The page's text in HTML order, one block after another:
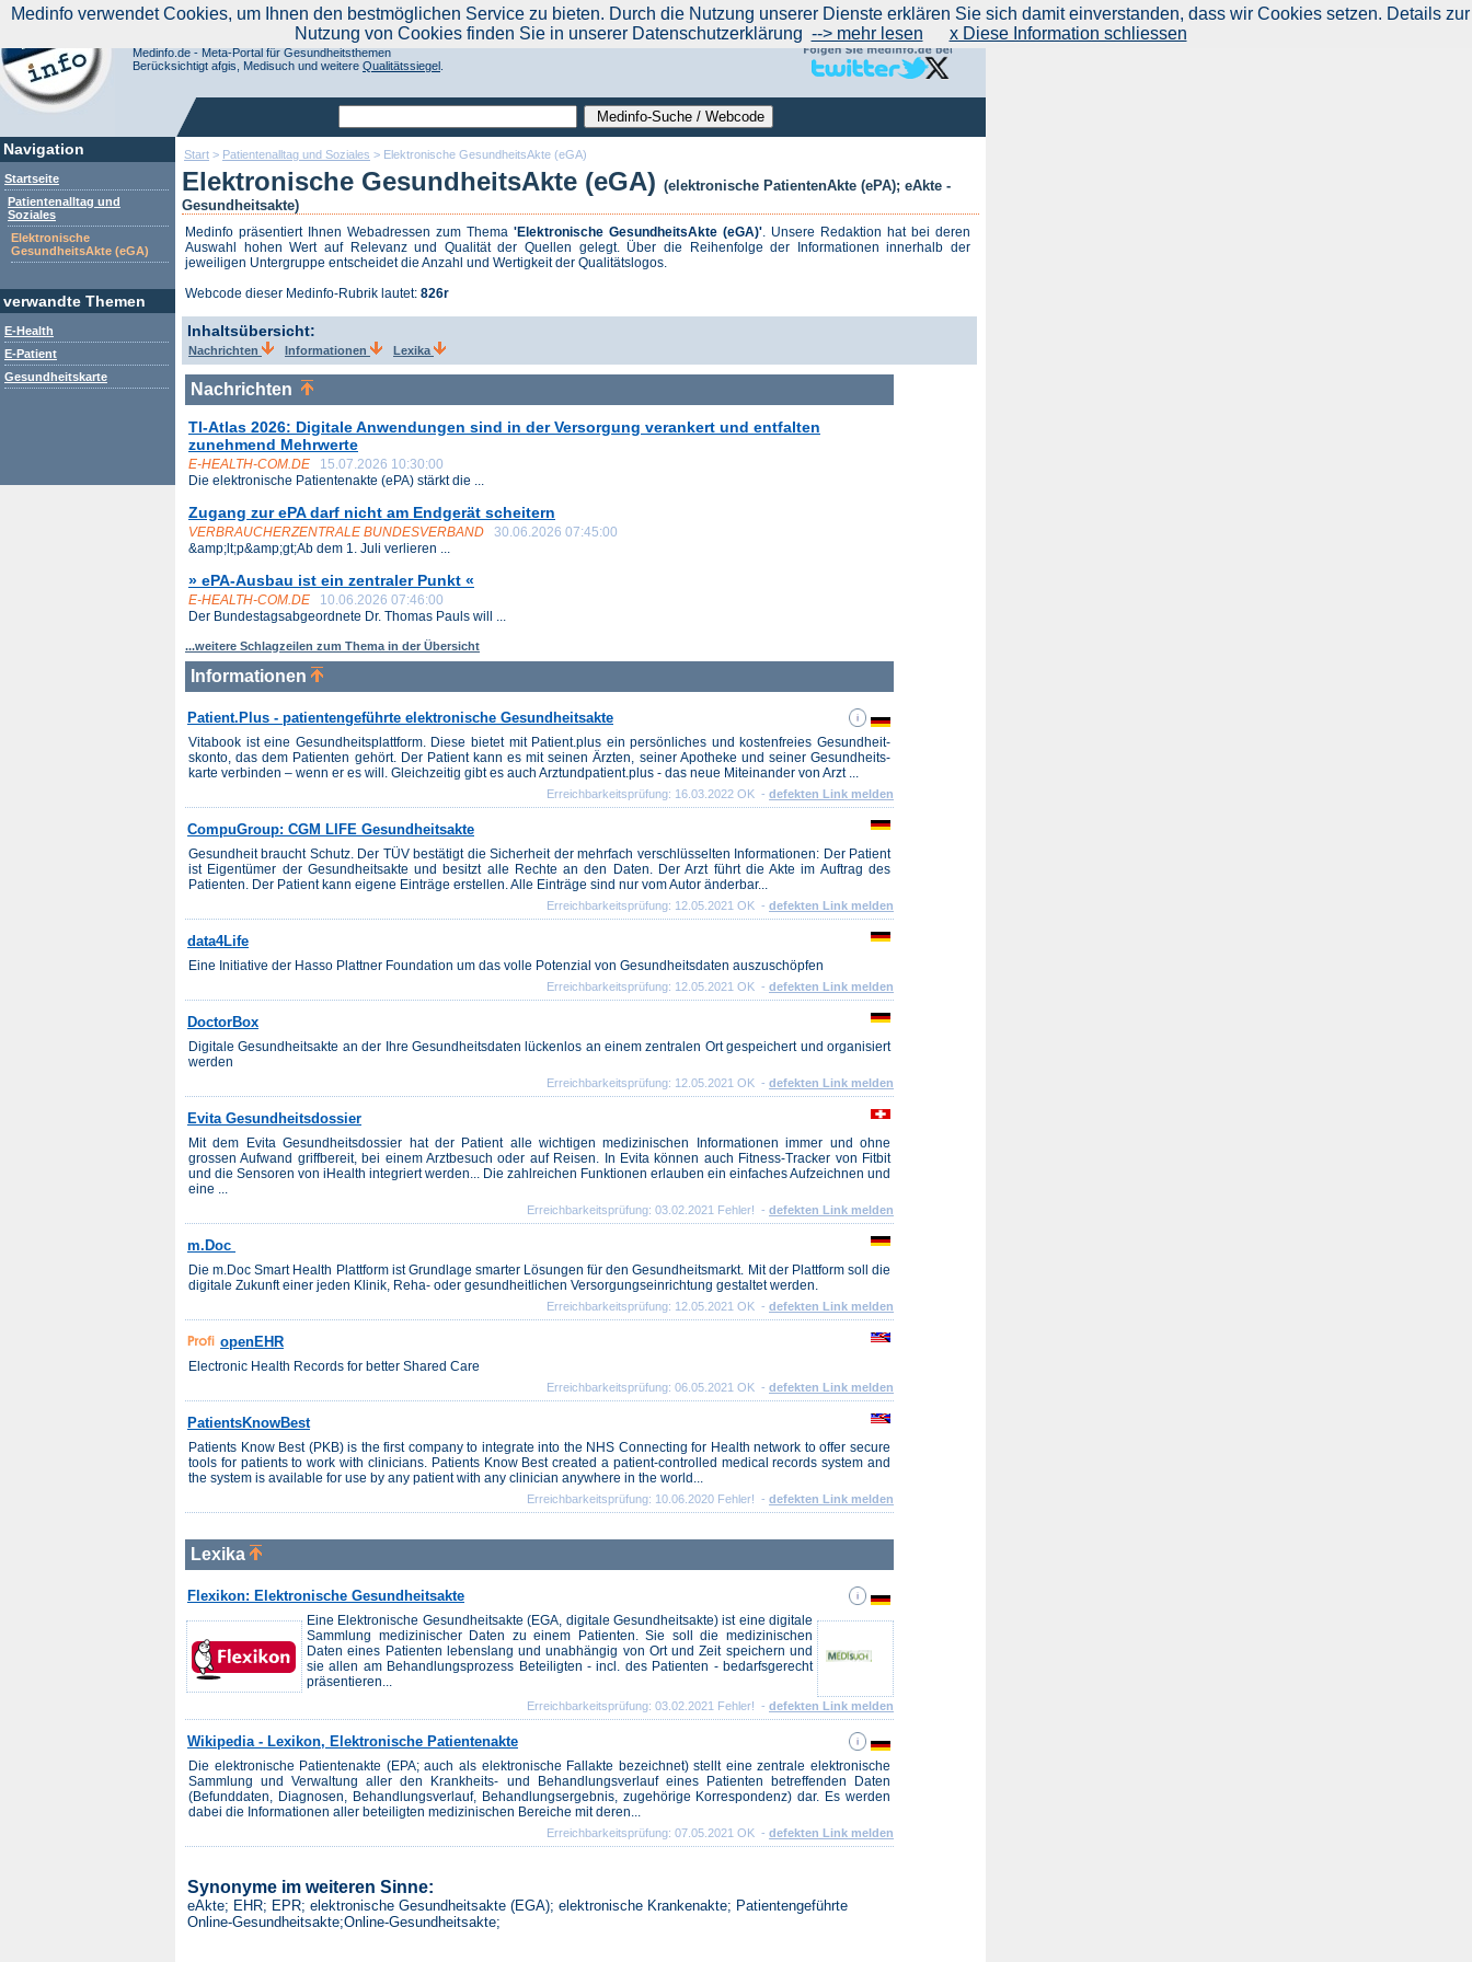
Start > Patientenalltag und Soziales > Elektronische GesundheitsAkte (eGA)
Elektronische GesundheitsAkte (eGA) (elektronische PatientenAkte (ePA); eAkte -
Gesundheitsakte)
Medinfo präsentiert Ihnen Webadressen zum Thema 'Elektronische GesundheitsAkte (eGA)'. Unsere Redaktion hat bei deren
Auswahl hohen Wert auf Relevanz und Qualität der Quellen gelegt. Über die Reihenfolge der Informationen innerhalb der
jeweiligen Untergruppe entscheidet die Anzahl und Wertigkeit der Qualitätslogos.
Webcode dieser Medinfo-Rubrik lautet: 826r
Inhaltsübersicht:
Nachrichten Informationen Lexika
Nachrichten
TI-Atlas 2026: Digitale Anwendungen sind in der Versorgung verankert und entfalten
zunehmend Mehrwerte
E-HEALTH-COM.DE
15.07.2026 10:30:00
Die elektronische Patientenakte (ePA) stärkt die ...
Zugang zur ePA darf nicht am Endgerät scheitern
VERBRAUCHERZENTRALE BUNDESVERBAND
30.06.2026 07:45:00
&amp;lt;p&amp;gt;Ab dem 1. Juli verlieren ...
» ePA-Ausbau ist ein zentraler Punkt «
E-HEALTH-COM.DE
10.06.2026 07:46:00
Der Bundestagsabgeordnete Dr. Thomas Pauls will ...
...weitere Schlagzeilen zum Thema in der Übersicht
Informationen
Patient.Plus - patientengeführte elektronische Gesundheitsakte
Vitabook ist eine Gesundheitsplattform. Diese bietet mit Patient.plus ein persön­liches und kosten­freies Gesundheit­
skonto, das dem Patienten gehört. Der Patient kann es mit sei­nen Ärzten, seiner Apo­theke und seiner Gesund­heits­
karte ver­bin­den – wenn er es will. Gleichzeitig gibt es auch Arztundpatient.plus - das neue Miteinander von Arzt ...
Erreichbarkeitsprüfung: 16.03.2022 OK - defekten Link melden
CompuGroup: CGM LIFE Gesundheitsakte
Gesundheit braucht Schutz. Der TÜV bestätigt die Sicherheit der mehrfach verschlüsselten Informationen: Der Patient
ist Eigentümer der Gesundheitsakte und besitzt alle Rechte an den Daten. Der Arzt führt die Akte im Auftrag des
Patienten. Der Patient kann eigene Einträge erstellen. Alle Einträge sind nur vom Autor änderbar...
Erreichbarkeitsprüfung: 12.05.2021 OK - defekten Link melden
data4Life
Eine Initiative der Hasso Plattner Foundation um das volle Potenzial von Gesundheitsdaten auszuschöpfen
Erreichbarkeitsprüfung: 12.05.2021 OK - defekten Link melden
DoctorBox
Digitale Gesundheitsakte an der Ihre Gesundheitsdaten lückenlos an einem zentralen Ort gespeichert und organisiert
werden
Erreichbarkeitsprüfung: 12.05.2021 OK - defekten Link melden
Evita Gesundheitsdossier
Mit dem Evita Gesundheitsdossier hat der Patient alle wichtigen medizinischen Informationen immer und ohne
grossen Aufwand griffbereit, bei einem Arztbesuch oder auf Reisen. In Evita können auch Fitness-Tracker von Fitbit
und die Sensoren von iHealth integriert werden... Die zahlreichen Funktionen erlauben ein einfaches Aufzeichnen und
eine ...
Erreichbarkeitsprüfung: 03.02.2021 Fehler! - defekten Link melden
m.Doc
Die m.Doc Smart Health Plattform ist Grundlage smarter Lösungen für den Gesundheitsmarkt. Mit der Plattform soll die
digitale Zukunft einer jeden Klinik, Reha- oder gesundheitlichen Versorgungseinrichtung gestaltet werden.
Erreichbarkeitsprüfung: 12.05.2021 OK - defekten Link melden
openEHR
Electronic Health Records for better Shared Care
Erreichbarkeitsprüfung: 06.05.2021 OK - defekten Link melden
PatientsKnowBest
Patients Know Best (PKB) is the first company to integrate into the NHS Connecting for Health network to offer secure
tools for patients to work with clinicians. Patients Know Best created a patient-controlled medical records system and
the system is available for use by any patient with any clinician anywhere in the world...
Erreichbarkeitsprüfung: 10.06.2020 Fehler! - defekten Link melden
Lexika
Flexikon: Elektronische Gesundheitsakte
Eine Elektronische Gesundheitsakte (EGA, digitale Gesundheitsakte) ist eine digitale
Sammlung medizinischer Daten zu einem Patienten. Sie soll die medizinischen
Daten eines Patienten lebenslang und unabhängig von Ort und Zeit speichern und
sie allen am Behandlungsprozess Beteiligten - incl. des Patienten - bedarfsgerecht
präsentieren...
Erreichbarkeitsprüfung: 03.02.2021 Fehler! - defekten Link melden
Wikipedia - Lexikon, Elektronische Patientenakte
Die elektronische Patientenakte (EPA; auch als elektronische Fallakte bezeichnet) stellt eine zentrale elektronische
Sammlung und Verwaltung aller den Krankheits- und Behandlungsverlauf eines Patienten betreffenden Daten
(Befunddaten, Diagnosen, Behandlungsverlauf, Behandlungsergebnis, zugehörige Korrespondenz) dar. Es werden
dabei die Informationen aller beteiligten medizinischen Bereiche mit deren...
Erreichbarkeitsprüfung: 07.05.2021 OK - defekten Link melden
Synonyme im weiteren Sinne:
eAkte; EHR; EPR; elektronische Gesundheitsakte (EGA); elektronische Krankenakte; Patientengeführte
Online-Gesundheitsakte;Online-Gesundheitsakte;
Navigation
Startseite
Patientenalltag und
Soziales
Elektronische
GesundheitsAkte (eGA)
verwandte Themen
E-Health
E-Patient
Gesundheitskarte
Aktuelle Nachrichten|Nachrichtentrend | werben auf Medinfo|Anbieter hinzufügen (Gratis!)|über Medinfo|Feedback
Suchen Sie noch oder Finden Sie schon?
Medinfo.de - Meta-Portal für Gesundheitsthemen
Berücksichtigt afgis, Medisuch und weitere Qualitätssiegel
Medinfo verwendet Cookies, um Ihnen den bestmöglichen Service zu bieten. Durch die Nutzung unserer Dienste erklären Sie sich damit einverstanden, dass wir Cookies setzen. Details zur
Nutzung von Cookies finden Sie in unserer Datenschutzerklärung --> mehr lesen x Diese Information schliessen